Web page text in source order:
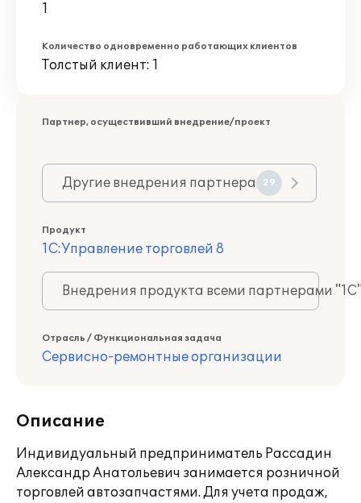
1
Количество одновременно работающих клиентов
Толстый клиент: 1
Партнер, осуществивший внедрение/проект
Другие внедрения партнера 29
Продукт
1С:Управление торговлей 8
Внедрения продукта всеми партнерами
Отрасль / Функциональная задача
Сервисно-ремонтные организации
Описание
Индивидуальный предприниматель Рассадин
Александр Анатольевич занимается розничной
торговлей автозапчастями. Для учета продаж,